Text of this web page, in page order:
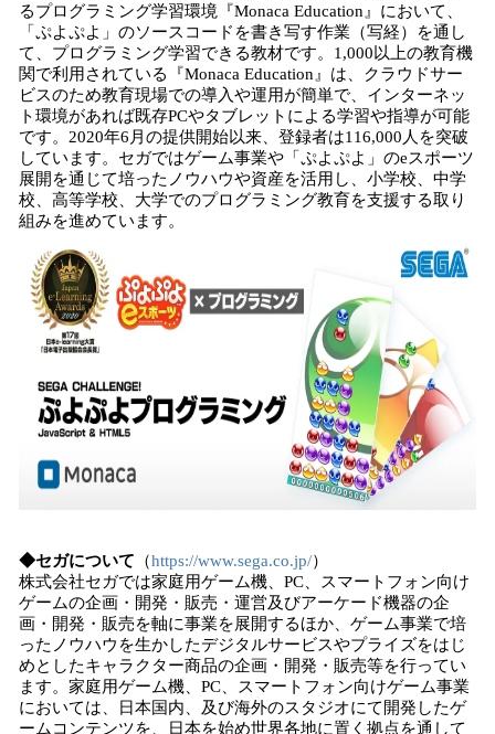
るプログラミング学習環境『Monaca Education』において、
「ぷよぷよ」のソースコードを書き写す作業（写経）を通し
て、プログラミング学習できる教材です。1,000以上の教育機
関で利用されている『Monaca Education』は、クラウドサー
ビスのため教育現場での導入や運用が簡単で、インターネッ
ト環境があれば既存PCやタブレットによる学習や指導が可能
です。2020年6月の提供開始以来、登録者は116,000人を突破
しています。セガではゲーム事業や「ぷよぷよ」のeスポーツ
展開を通じて培ったノウハウや資産を活用し、小学校、中学
校、高等学校、大学でのプログラミング教育を支援する取り
組みを進めています。
◆セガについて （https://www.sega.co.jp/）
株式会社セガでは家庭用ゲーム機、PC、スマートフォン向け
ゲームの企画・開発・販売・運営及びアーケード機器の企
画・開発・販売を軸に事業を展開するほか、ゲーム事業で培
ったノウハウを生かしたデジタルサービスやプライズをはじ
めとしたキャラクター商品の企画・開発・販売等を行ってい
ます。家庭用ゲーム機、PC、スマートフォン向けゲーム事業
においては、日本国内、及び海外のスタジオにて開発したゲ
ームコンテンツを、日本を始め世界各地に置く拠点を通して